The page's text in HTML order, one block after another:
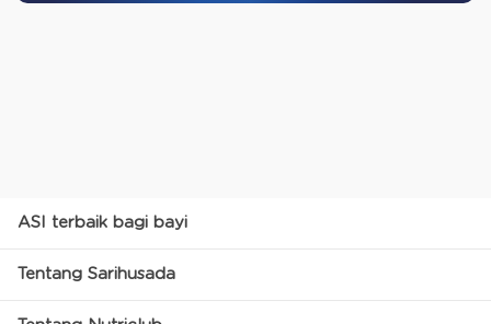
ASI terbaik bagi bayi
Tentang Sarihusada